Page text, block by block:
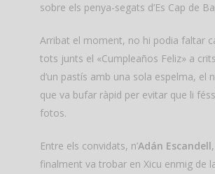
sobre els penya-segats d’Es Cap de
Arribat el moment, no hi podia faltar
tots junts el «Cumpleaños Feliz» a
d’un pastís amb una sola espelma, el
que va bufar ràpid per evitar que li
fotos.
Entre els convidats, n’Adán Escandell
finalment va trobar en Xicu enmig de